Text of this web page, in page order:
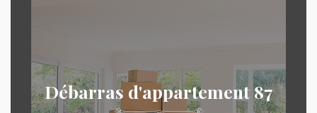
Débarras d'appartement 87